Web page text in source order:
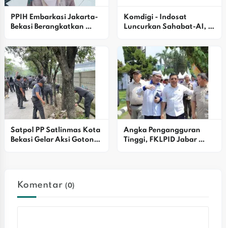
PPIH Embarkasi Jakarta-
Bekasi Berangkatkan
Haji
Komdigi - Indosat
Luncurkan Sahabat-AI,
Indonesia
Satpol PP Satlinmas Kota
Bekasi Gelar Aksi Gotong
Angka Pengangguran
Tinggi, FKLPID Jabar
Komentar(0)